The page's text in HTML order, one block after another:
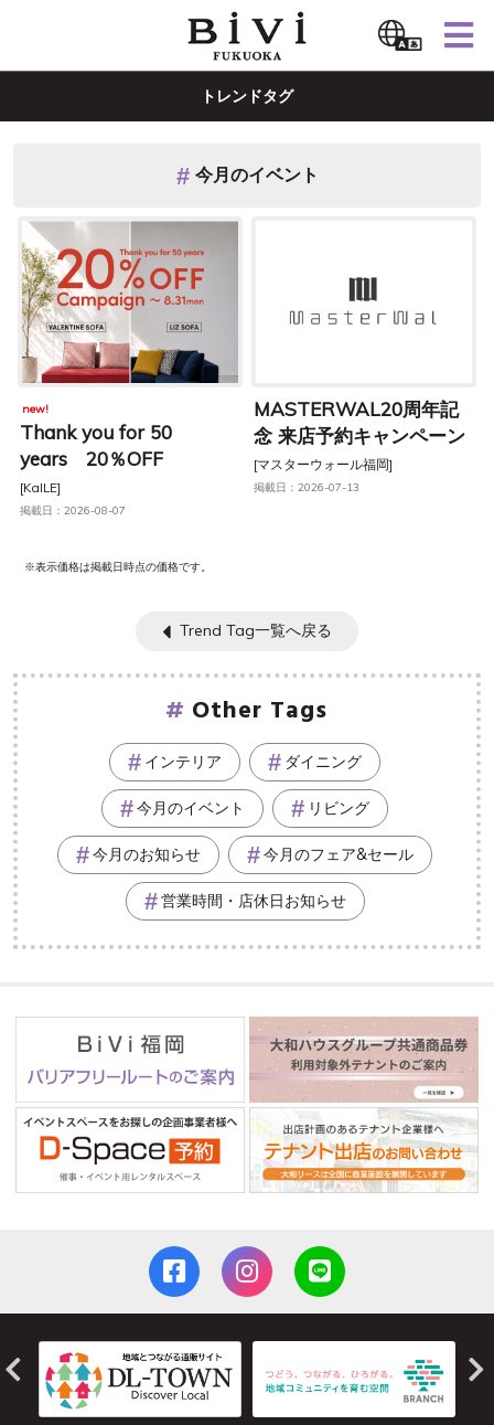
トレンドタグ
今月のイベント
new!
Thank you for 50
years 20％OFF
[KaILE]
掲載日：2026-08-07
MASTERWAL20周年記
念 来店予約キャンペーン
[マスターウォール福岡]
掲載日：2026-07-13
※表示価格は掲載日時点の価格です。
Trend Tag一覧へ戻る
Other Tags
インテリア ダイニング
今月のイベント リビング
今月のお知らせ 今月のフェア&セール
営業時間・店休日お知らせ